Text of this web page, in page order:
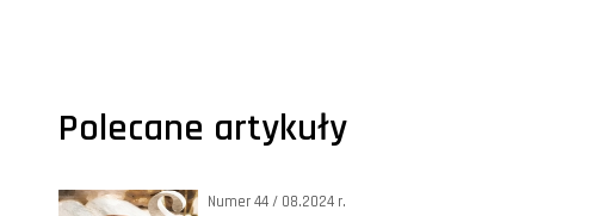
Polecane artykuły
Numer 44 / 08.2024 r.